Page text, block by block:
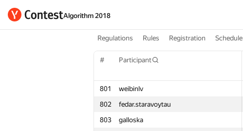
Algorithm 2018
Regulations Rules Registration Schedule
# Participant
801 weibinlv
802
fedar.staravoytau
803
galloska